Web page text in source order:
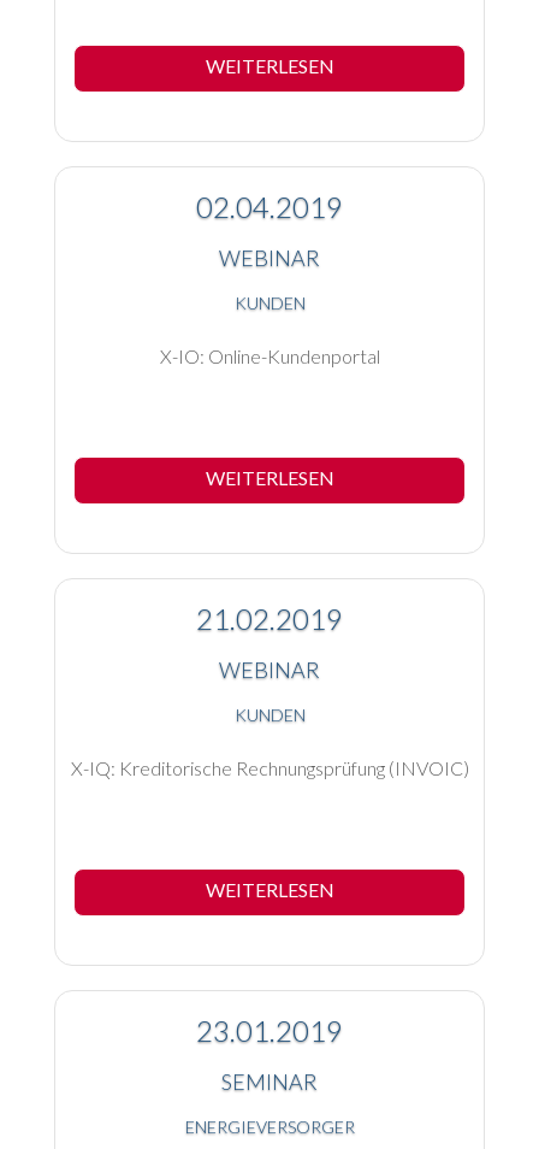
WEITERLESEN
02.04.2019
WEBINAR
KUNDEN
X-IO: Online-Kundenportal
WEITERLESEN
21.02.2019
WEBINAR
KUNDEN
X-IQ: Kreditorische Rechnungsprüfung (INVOIC)
WEITERLESEN
23.01.2019
SEMINAR
ENERGIEVERSORGER